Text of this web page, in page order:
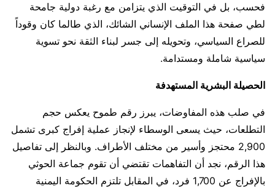
فحسب، بل في التوقيت الذي يتزامن مع رغبة دولية جامحة
لطي صفحة هذا الملف الإنساني الشائك، الذي طالما كان وقوداً
للصراع السياسي، وتحويله إلى جسر لبناء الثقة نحو تسوية
سياسية شاملة ومستدامة.
الحصيلة البشرية المستهدفة
​في صلب هذه المفاوضات، يبرز رقم طموح يعكس حجم
التطلعات، حيث يسعى الوسطاء لإنجاز عملية إفراج كبرى تشمل
2,900 محتجز وأسير من مختلف الأطراف. وبالنظر إلى تفاصيل
هذا الرقم، نجد أن التفاهمات تقتضي أن تقوم جماعة الحوثي
بالإفراج عن 1,700 فرد، في المقابل تلتزم الحكومة اليمنية